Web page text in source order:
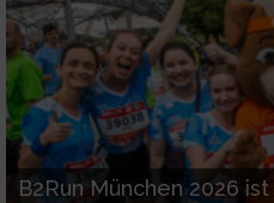
B2Run München 2026